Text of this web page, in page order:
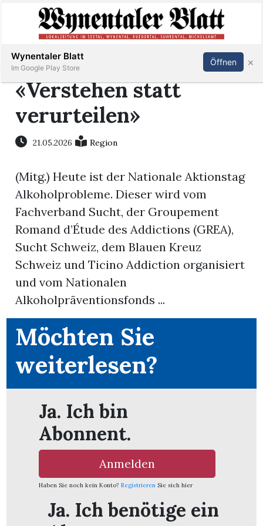
Immobilien
Veranstaltungen
Stellen
E-
Paper
App
Abonnieren Anmelden
«Verstehen statt
verurteilen»
21.05.2026 Region
(Mitg.) Heute ist der Nationale Aktionstag
Alkoholprobleme. Dieser wird vom
Fachverband Sucht, der Groupement
Romand d’Étude des Addictions (GREA),
Sucht Schweiz, dem Blauen Kreuz
Schweiz und Ticino Addiction organisiert
und vom Nationalen
Alkoholpräventionsfonds ...
Möchten Sie
weiterlesen?
Ja. Ich bin
Abonnent.
Anmelden
Haben Sie noch kein Konto? Registrieren Sie sich hier
Ja. Ich benötige ein
Wynentaler Blatt
Im Google Play Store
Öffnen ×